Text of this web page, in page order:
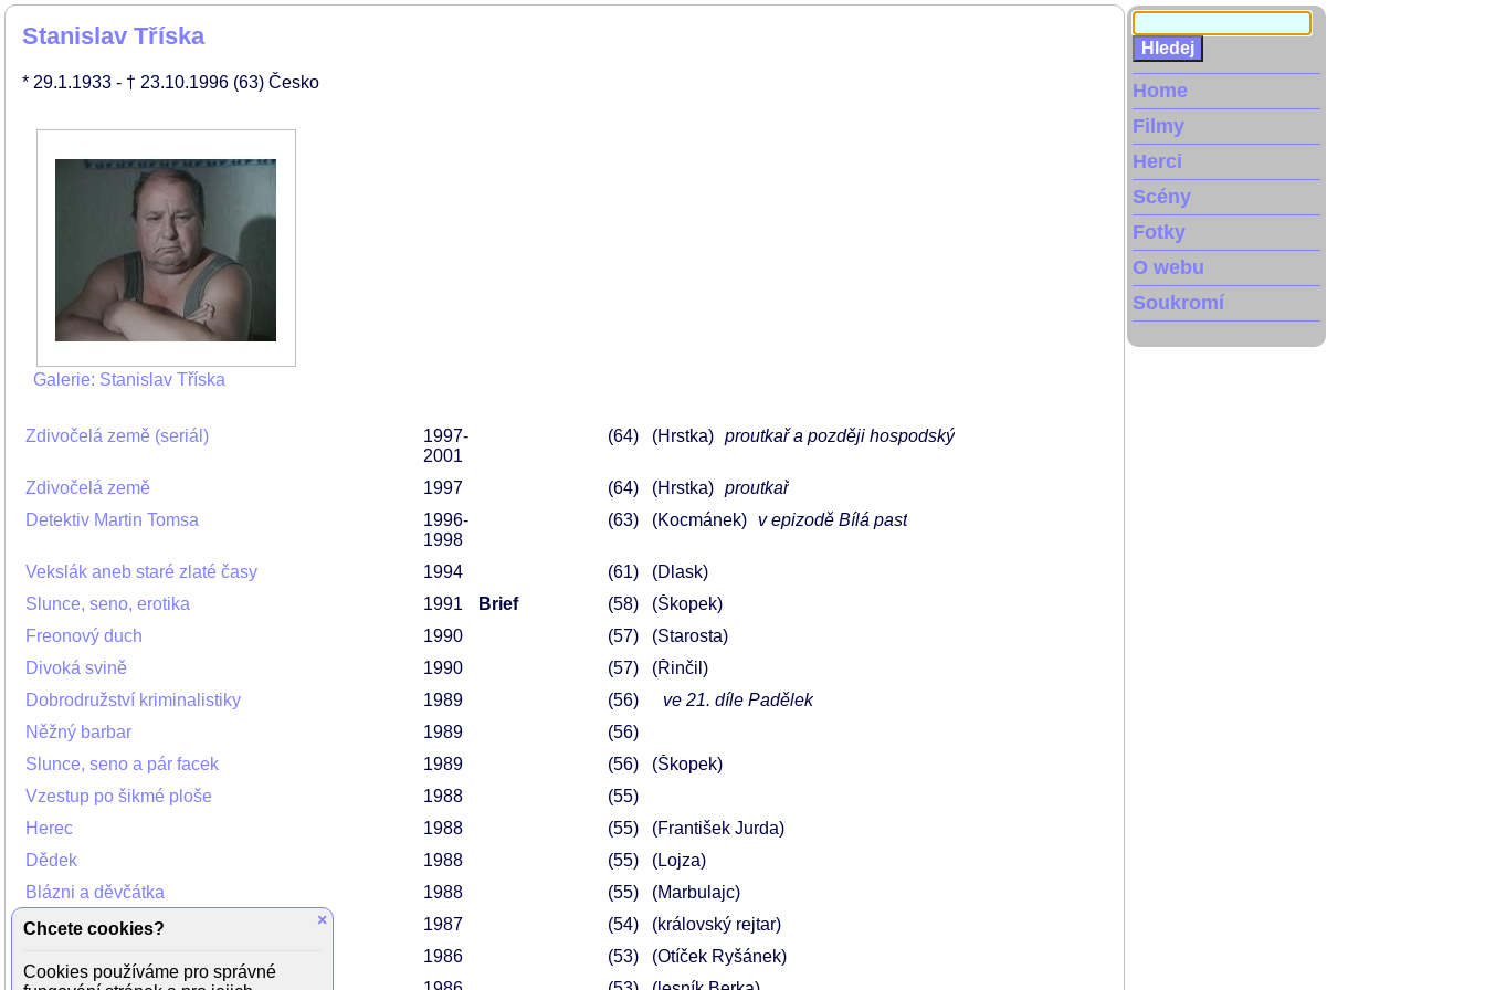
Stanislav Tříska
* 29.1.1933 - † 23.10.1996 (63) Česko
Galerie: Stanislav Tříska
Zdivočelá země (seriál)
1997-
2001
64 (Hrstka) proutkař a později hospodský
Zdivočelá země 1997 64 (Hrstka)
proutkař
Detektiv Martin Tomsa
1996-
1998
63 (Kocmánek) v epizodě Bílá past
Vekslák aneb staré zlaté časy 1994 61
(Dlask)
Slunce, seno, erotika
1991 Brief 58
(Škopek)
Freonový duch
1990 57
(Starosta)
Divoká svině
1990 57
(Řinčil)
Dobrodružství kriminalistiky
1989 56
ve 21. díle Padělek
Něžný barbar
1989
56
Slunce, seno a pár facek
1989 56
(Škopek)
Vzestup po šikmé ploše
1988
55
Herec
1988 55
(František Jurda)
Dědek
1988 55
(Lojza)
Blázni a děvčátka
1988 55
(Marbulajc)
O princezně Jasněnce a létajícím ševci
1987 54
(královský rejtar)
1986 53
(Otíček Ryšánek)
Home
Filmy
Herci
Scény
Fotky
O webu
Soukromí
×
Chcete cookies?
Cookies používáme pro správné